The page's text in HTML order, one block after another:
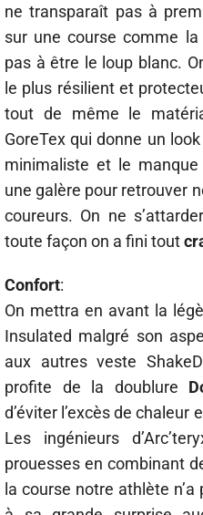
ne transparaît pas à
sur une course comme
pas à être le loup blanc.
le plus résilient et
tout de même le
GoreTex qui donne un
minimaliste et le
une galère pour retrouver
coureurs. On ne
toute façon on a fini tout
Confort:
On mettra en avant la
Insulated malgré son
aux autres veste
profite de la doublure
d’éviter l’excès de chaleur
Les ingénieurs
prouesses en combinant
la course notre athlète